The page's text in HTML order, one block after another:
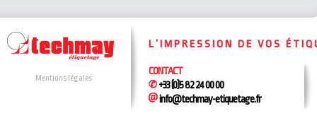
Mentions légales
L’IMPRESSION DE VOS
CONTACT
+33 (0)5 82 24 00 00
info@techmay-etiquetage.fr